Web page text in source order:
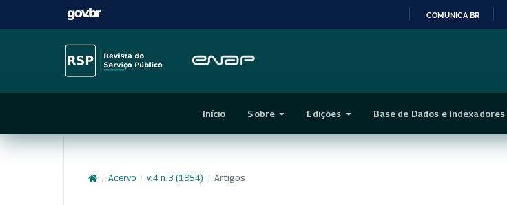
CONTEÚDO
COMUNICA BR
Início Sobre Edições Base de Dados e Indexadores
/ Acervo / v. 4 n. 3 (1954) / Artigos